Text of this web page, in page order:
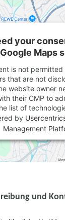
your
Maps
is not
that are not
website owner
their CMP to
list of
by
Management
und